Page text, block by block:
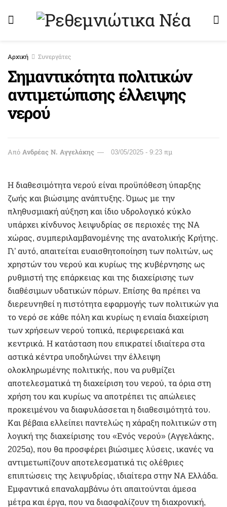
Αρχική Συνεργάτες
Σημαντικότητα πολιτικών
αντιμετώπισης έλλειψης
νερού
Από Ανδρέας Ν. Αγγελάκης 03/05/2025 - 9:23 πμ
Η διαθεσιμότητα νερού είναι προϋπόθεση ύπαρξης
ζωής και βιώσιμης ανάπτυξης. Όμως με την
πληθυσμιακή αύξηση και ίδιο υδρολογικό κύκλο
υπάρχει κίνδυνος λειψυδρίας σε περιοχές της ΝΑ
χώρας, συμπεριλαμβανομένης της ανατολικής Κρήτης.
Γι’ αυτό, απαιτείται ευαισθητοποίηση των πολιτών, ως
χρηστών του νερού και κυρίως της κυβέρνησης ως
ρυθμιστή της επάρκειας και της διαχείρισης των
διαθέσιμων υδατικών πόρων. Επίσης θα πρέπει να
διερευνηθεί η πιστότητα εφαρμογής των πολιτικών για
το νερό σε κάθε πόλη και κυρίως η ενιαία διαχείριση
των χρήσεων νερού τοπικά, περιφερειακά και
κεντρικά. Η κατάσταση που επικρατεί ιδιαίτερα στα
αστικά κέντρα υποδηλώνει την έλλειψη
ολοκληρωμένης πολιτικής, που να ρυθμίζει
αποτελεσματικά τη διαχείριση του νερού, τα όρια στη
χρήση του και κυρίως να αποτρέπει τις απώλειες
προκειμένου να διαφυλάσσεται η διαθεσιμότητά του.
Και βέβαια ελλείπει παντελώς η χάραξη πολιτικών στη
λογική της διαχείρισης του «Ενός νερού» (Αγγελάκης,
2025α), που θα προσφέρει βιώσιμες λύσεις, ικανές να
αντιμετωπίζουν αποτελεσματικά τις ολέθριες
επιπτώσεις της λειψυδρίας, ιδιαίτερα στην ΝΑ Ελλάδα.
Εμφαντικά επαναλαμβάνω ότι απαιτούνται άμεσα
μέτρα και έργα, που να διασφαλίζουν τη διαχρονική,